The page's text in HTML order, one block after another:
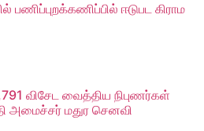
பணிப்புறக்கணிப்பில் ஈடுபட கிராம
விசேட வைத்திய நிபுணர்கள்
அமைச்சர் மதுர செனவி